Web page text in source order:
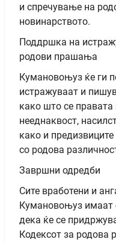
и спречување на
новинарството.
Поддршка на
родови прашања
Кумановоњуз ќе ги
истражуваат и
како што се правата
нееднаквост,
како и
со родова
Завршни одредби
Сите вработени и
Кумановоњуз имаат
дека ќе се
Кодексот за родова